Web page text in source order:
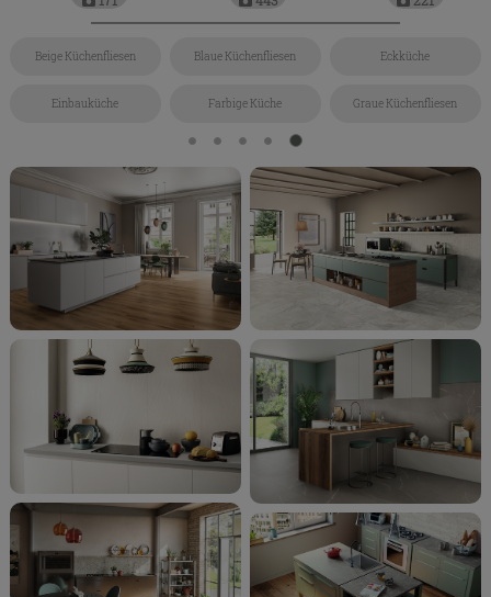
Beige Küchenfliesen Blaue Küchenfliesen Eckküche
Einbauküche Farbige Küche Graue Küchenfliesen